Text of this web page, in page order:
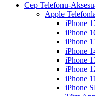
Cep Telefonu-
Apple
iPhone
iPhone
iPhone
iPhone
iPhone
iPhone
iPhone 11
iPhone